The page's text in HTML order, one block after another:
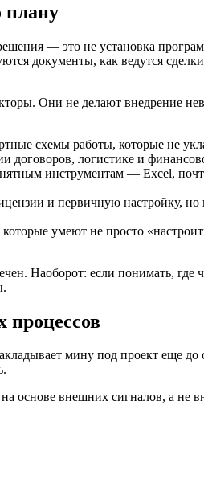
плану
— это не установка
документы, как ведутся
Они не делают внедрение
схемы работы, которые не
договоров, логистике и
инструментам — Excel,
и первичную настройку,
умеют не просто
Наоборот: если понимать,
мину под проект еще до
основе внешних сигналов, а не